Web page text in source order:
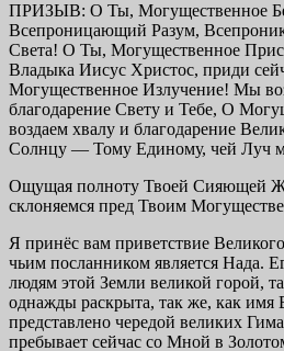
ПРИЗЫВ: О Ты, Могущественное
Всепроницающий Разум,
Света! О Ты, Могущественное
Владыка Иисус Христос, приди
Могущественное Излучение! Мы
благодарение Свету и Тебе, О
воздаем хвалу и благодарение
Солнцу — Тому Единому, чей Луч
Ощущая полноту Твоей Сияющей
склоняемся пред Твоим
Я принёс вам приветствие
чьим посланником является Нада.
людям этой Земли великой горой,
однажды раскрыта, так же, как имя
представлено чередой великих
пребывает сейчас со Мной в